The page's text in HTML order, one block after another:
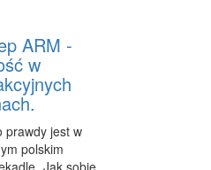
I REKREACYJNE
CATERING
ARM -
w
prawdy jest w
polskim
„Jak sobie